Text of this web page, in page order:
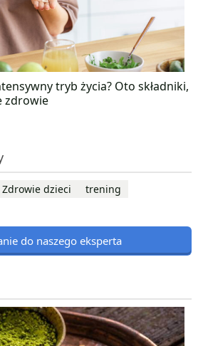
tryb życia? Oto składniki,
zdrowie
Zdrowie dzieci trening
do naszego eksperta